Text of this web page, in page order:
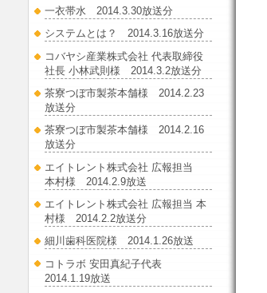
一衣帯水 2014.3.30放送分
システムとは？ 2014.3.16放送分
コバヤシ産業株式会社 代表取締役
社長 小林武則様 2014.3.2放送分
茶寮つぼ市製茶本舗様 2014.2.23
放送分
茶寮つぼ市製茶本舗様 2014.2.16
放送分
エイトレント株式会社 広報担当
本村様 2014.2.9放送
エイトレント株式会社 広報担当 本
村様 2014.2.2放送分
細川歯科医院様 2014.1.26放送
コトラボ 安田真紀子代表
2014.1.19放送